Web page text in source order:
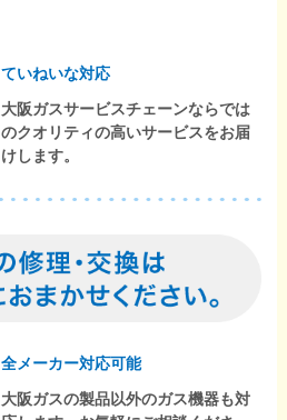
ていねいな対応
大阪ガスサービスチェーンならでは
のクオリティの高いサービスをお届
けします。
全メーカー対応可能
大阪ガスの製品以外のガス機器も対